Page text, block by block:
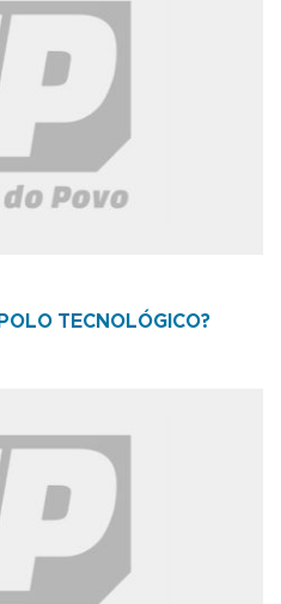
TECNOLÓGICO?